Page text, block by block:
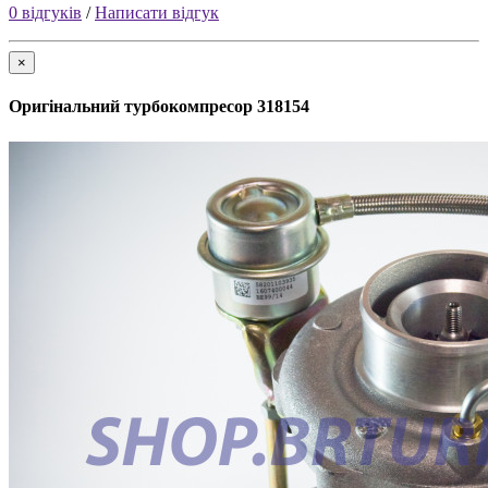
0 відгуків /Написати відгук
×
Оригінальний турбокомпресор 318154